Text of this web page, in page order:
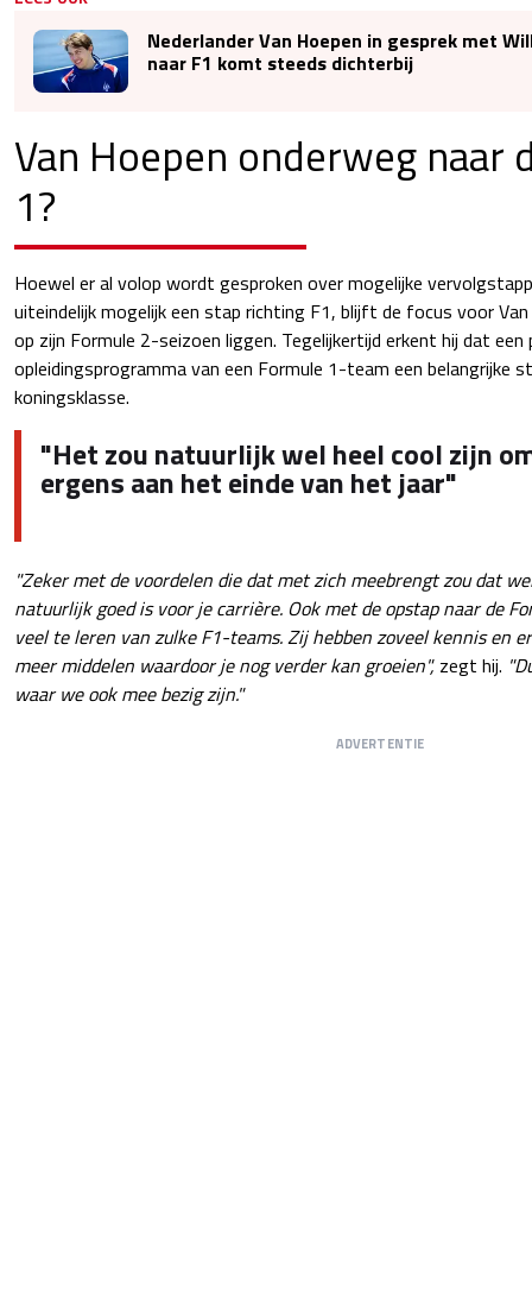
Nederlander Van Hoepen in gesprek met
naar F1 komt steeds dichterbij
Van Hoepen onderweg naar
1?
Hoewel er al volop wordt gesproken over mogelijke
uiteindelijk mogelijk een stap richting F1, blijft de focus voor
op zijn Formule 2-seizoen liggen. Tegelijkertijd erkent hij dat een
opleidingsprogramma van een Formule 1-team een belangrijke
koningsklasse.
"Het zou natuurlijk wel heel cool zijn
ergens aan het einde van het jaar"
"Zeker met de voordelen die dat met zich meebrengt zou dat
natuurlijk goed is voor je carrière. Ook met de opstap naar de
veel te leren van zulke F1-teams. Zij hebben zoveel kennis en
meer middelen waardoor je nog verder kan groeien", zegt hij.
waar we ook mee bezig zijn."
ADVERTENTIE